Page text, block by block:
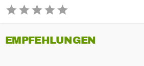
EMPFEHLUNGEN